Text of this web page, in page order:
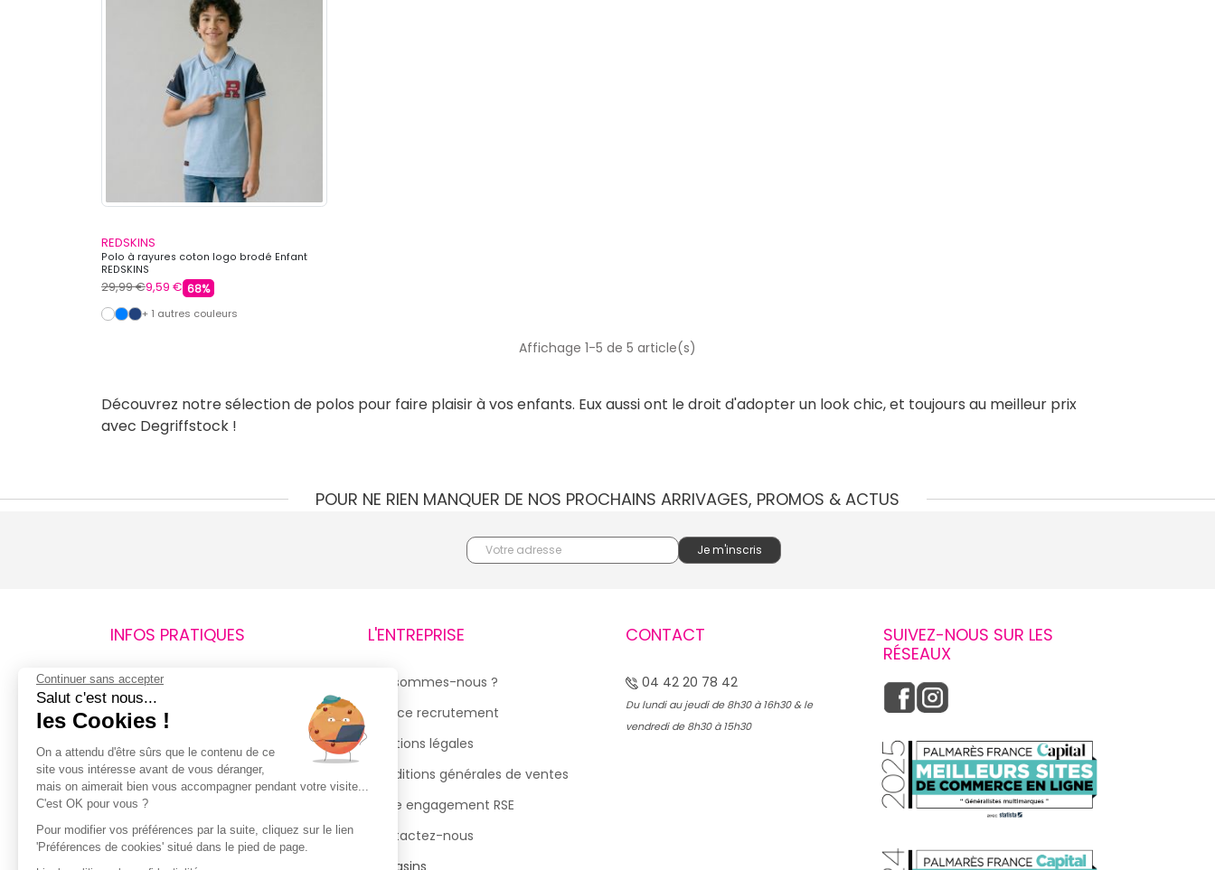
REDSKINS
Polo à rayures coton logo brodé Enfant
REDSKINS
29,99 €9,59 € 68%
+ 1 autres couleurs
Affichage 1-5 de 5 article(s)
Découvrez notre sélection de polos pour faire plaisir à vos enfants. Eux aussi ont le droit d'adopter un look chic, et toujours au meilleur prix
avec Degriffstock !
POUR NE RIEN MANQUER DE NOS PROCHAINS ARRIVAGES, PROMOS & ACTUS
INFOS PRATIQUES
Retours et remboursements
Suivi de commande
Livraisons
Guide des tailles
Politique de confidentialité
Conditions générales d’utilisation
de la Carte de Fidélité
L'ENTREPRISE
Qui sommes-nous ?
Espace recrutement
Mentions légales
Conditions générales de ventes
Notre engagement RSE
Contactez-nous
Magasins
CONTACT
04 42 20 78 42
Du lundi au jeudi de 8h30 à 16h30 & le
vendredi de 8h30 à 15h30
SUIVEZ-NOUS SUR LES
RÉSEAUX
Continuer sans accepter
Salut c'est nous...
les Cookies !
On a attendu d'être sûrs que le contenu de ce
site vous intéresse avant de vous déranger,
mais on aimerait bien vous accompagner pendant votre visite...
C'est OK pour vous ?
Pour modifier vos préférences par la suite, cliquez sur le lien
'Préférences de cookies' situé dans le pied de page.